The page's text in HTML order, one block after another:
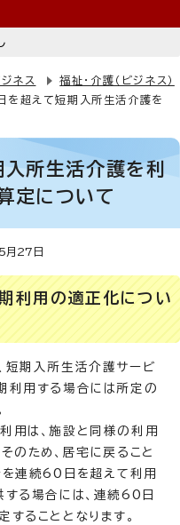
ネス
福祉・介護（ビジネス）
を超えて短期入所生活介護を
所生活介護を利
定について
月27日
利用の適正化につい
短期入所生活介護サービ
利用する場合には所定の
用は、施設と同様の利用
のため、居宅に戻ること
を連続60日を超えて利用
する場合には、連続60日
ることとなります。